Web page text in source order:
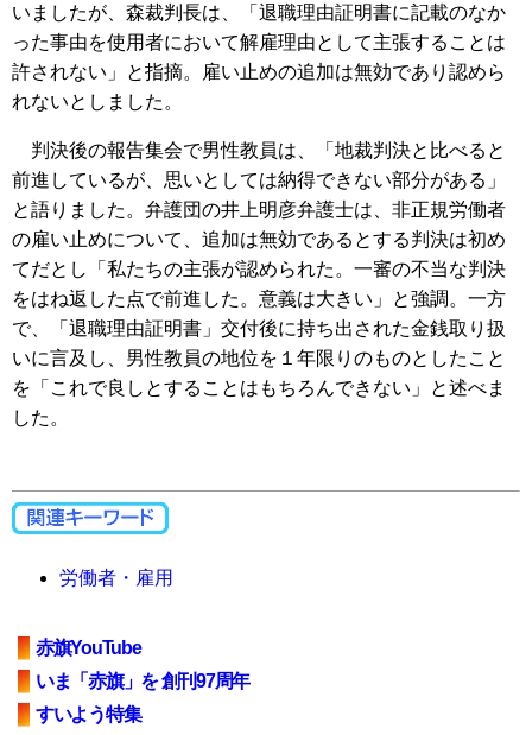
いましたが、森裁判長は、「退職理由証明書に記載のなか
った事由を使用者において解雇理由として主張することは
許されない」と指摘。雇い止めの追加は無効であり認めら
れないとしました。
判決後の報告集会で男性教員は、「地裁判決と比べると
前進しているが、思いとしては納得できない部分がある」
と語りました。弁護団の井上明彦弁護士は、非正規労働者
の雇い止めについて、追加は無効であるとする判決は初め
てだとし「私たちの主張が認められた。一審の不当な判決
をはね返した点で前進した。意義は大きい」と強調。一方
で、「退職理由証明書」交付後に持ち出された金銭取り扱
いに言及し、男性教員の地位を１年限りのものとしたこと
を「これで良しとすることはもちろんできない」と述べま
した。
労働者・雇用
赤旗YouTube
いま「赤旗」を 創刊97周年
すいよう特集